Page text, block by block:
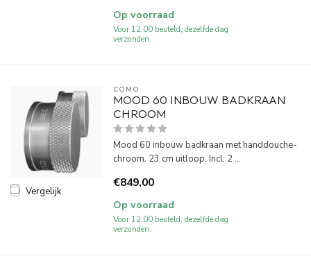
Op voorraad
Voor 12:00 besteld, dezelfde dag
verzonden.
Vergelijk
COMO
MOOD 60 INBOUW BADKRAAN
CHROOM
Mood 60 inbouw badkraan met handdouche-
chroom. 23 cm uitloop. Incl. 2 ...
€849,00
Op voorraad
Voor 12:00 besteld, dezelfde dag
verzonden.